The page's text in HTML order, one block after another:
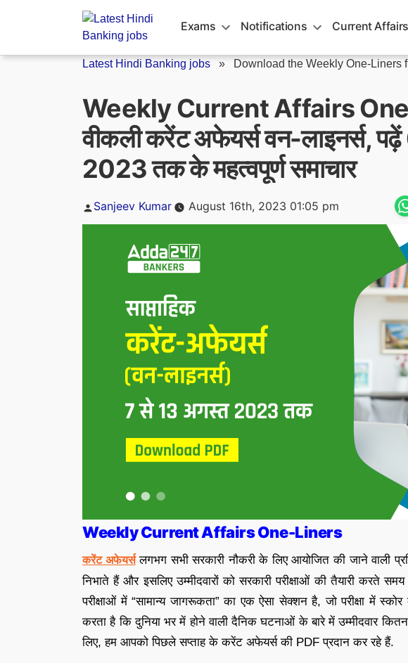
Exams Notifications Current Affairs
Latest Hindi Banking jobs » Download the Weekly One-Liners
Weekly Current Affairs
वीकली करेंट अफेयर्स वन-लाइनर्स,
2023 तक के महत्वपूर्ण समाचार
Posted
Sanjeev Kumar August 16th, 2023 01:05 pm
Weekly Current Affairs One-Liners
करेंट अफेयर्सलगभग सभी सरकारी नौकरी के लिए आयोजित की जाने वाली
निभाते हैं और इसलिए उम्मीदवारों को सरकारी परीक्षाओं की तैयारी करते समय
परीक्षाओं में “सामान्य जागरूकता” का एक ऐसा सेक्शन है, जो परीक्षा में
करता है कि दुनिया भर में होने वाली दैनिक घटनाओं के बारे में उम्मीदवार
लिए, हम आपको पिछले सप्ताह के करेंट अफेयर्स की PDF प्रदान कर रहे हैं.